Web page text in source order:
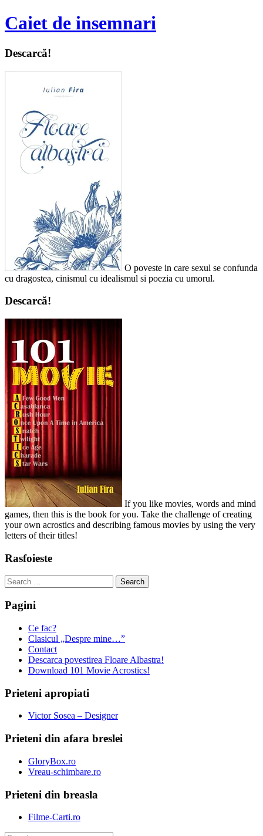
Caiet de insemnari
Descarcă!
O poveste in care sexul se confunda
cu dragostea, cinismul cu idealismul si poezia cu umorul.
Descarcă!
If you like movies, words and mind
games, then this is the book for you. Take the challenge of creating
your own acrostics and describing famous movies by using the very
letters of their titles!
Rasfoieste
Search
for:
Pagini
Ce fac?
Clasicul „Despre mine…”
Contact
Descarca povestirea Floare Albastra!
Download 101 Movie Acrostics!
Prieteni apropiati
Victor Sosea – Designer
Prieteni din afara breslei
GloryBox.ro
Vreau-schimbare.ro
Prieteni din breasla
Filme-Carti.ro